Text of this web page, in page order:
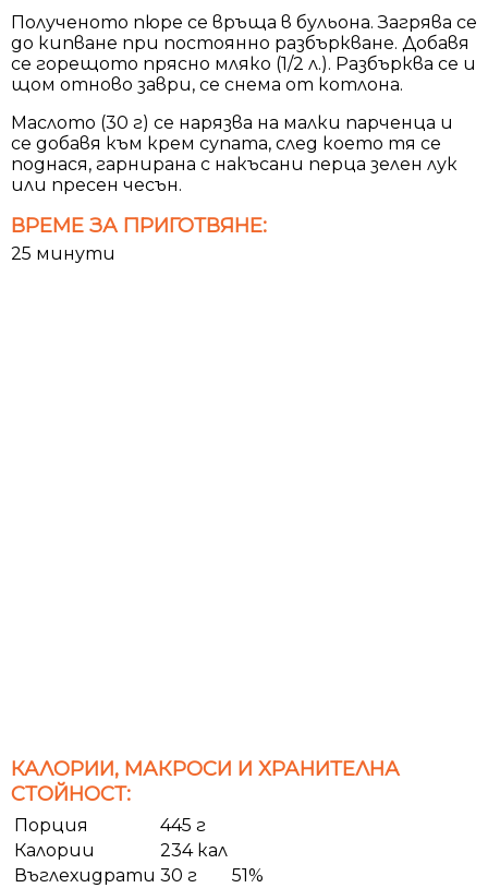
Полученото пюре се връща в бульона. Загрява се
до кипване при постоянно разбъркване. Добавя
се горещото прясно мляко (1/2 л.). Разбърква се и
щом отново заври, се снема от котлона.
Маслото (30 г) се нарязва на малки парченца и
се добавя към крем супата, след което тя се
поднася, гарнирана с накъсани перца зелен лук
или пресен чесън.
ВРЕМЕ ЗА ПРИГОТВЯНЕ:
25 минути
КАЛОРИИ, МАКРОСИ И ХРАНИТЕЛНА
СТОЙНОСТ:
Порция
445 г
Калории
234 кал
Въглехидрати 30 г
51%